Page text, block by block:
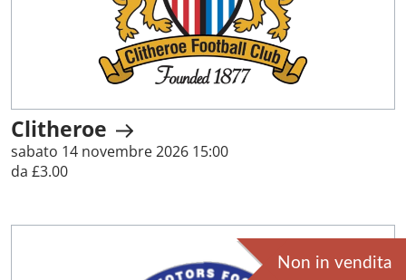
Clitheroe
sabato 14 novembre 2026 15:00
da £3.00
Non in vendita